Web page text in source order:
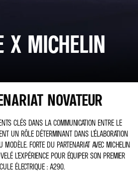
X MICHELIN
NOVATEUR
CLÉS DANS LA COMMUNICATION ENTRE LE
UN RÔLE DÉTERMINANT DANS L’ÉLABORATION
MODÈLE. FORTE DU PARTENARIAT AVEC MICHELIN
L’EXPÉRIENCE POUR ÉQUIPER SON PREMIER
ÉLECTRIQUE : A290.